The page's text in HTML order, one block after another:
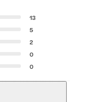
13
5
2
0
0